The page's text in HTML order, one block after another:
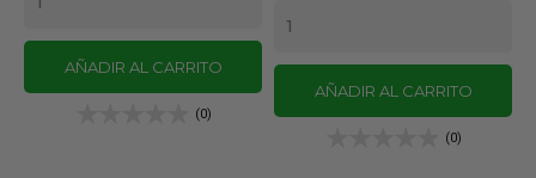
AÑADIR AL CARRITO
(0)
AÑADIR AL CARRITO
(0)